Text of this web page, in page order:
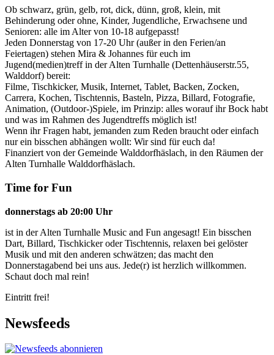
Ob schwarz, grün, gelb, rot, dick, dünn, groß, klein, mit
Behinderung oder ohne, Kinder, Jugendliche, Erwachsene und
Senioren: alle im Alter von 10-18 aufgepasst!
Jeden Donnerstag von 17-20 Uhr (außer in den Ferien/an
Feiertagen) stehen Mira & Johannes für euch im
Jugend(medien)treff in der Alten Turnhalle (Dettenhäuserstr.55,
Walddorf) bereit:
Filme, Tischkicker, Musik, Internet, Tablet, Backen, Zocken,
Carrera, Kochen, Tischtennis, Basteln, Pizza, Billard, Fotografie,
Animation, (Outdoor-)Spiele, im Prinzip: alles worauf ihr Bock habt
und was im Rahmen des Jugendtreffs möglich ist!
Wenn ihr Fragen habt, jemanden zum Reden braucht oder einfach
nur ein bisschen abhängen wollt: Wir sind für euch da!
Finanziert von der Gemeinde Walddorfhäslach, in den Räumen der
Alten Turnhalle Walddorfhäslach.
Time for Fun
donnerstags ab 20:00 Uhr
ist in der Alten Turnhalle Music and Fun angesagt! Ein bisschen
Dart, Billard, Tischkicker oder Tischtennis, relaxen bei gelöster
Musik und mit den anderen schwätzen; das macht den
Donnerstagabend bei uns aus. Jede(r) ist herzlich willkommen.
Schaut doch mal rein!
Eintritt frei!
Newsfeeds